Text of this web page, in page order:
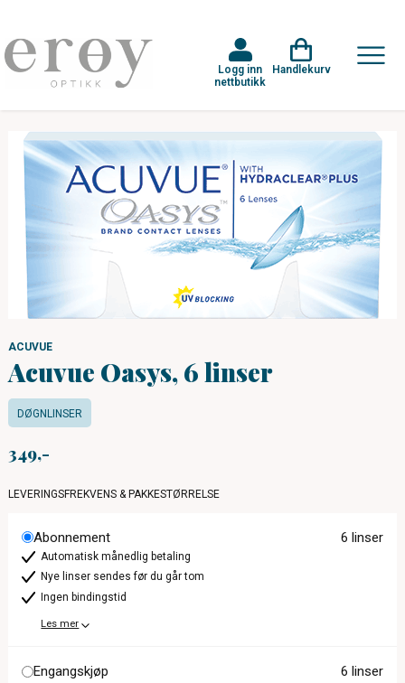
Logg inn
nettbutikk
Handlekurv
ACUVUE
Acuvue Oasys, 6 linser
DØGNLINSER
349
LEVERINGSFREKVENS & PAKKESTØRRELSE
Abonnement 6 linser
Automatisk månedlig betaling
Nye linser sendes før du går tom
Ingen bindingstid
Les mer
Engangskjøp 6 linser